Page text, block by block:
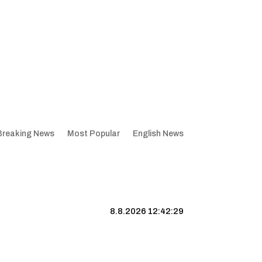
News Most Popular English News
8.8.2026 12:42:30